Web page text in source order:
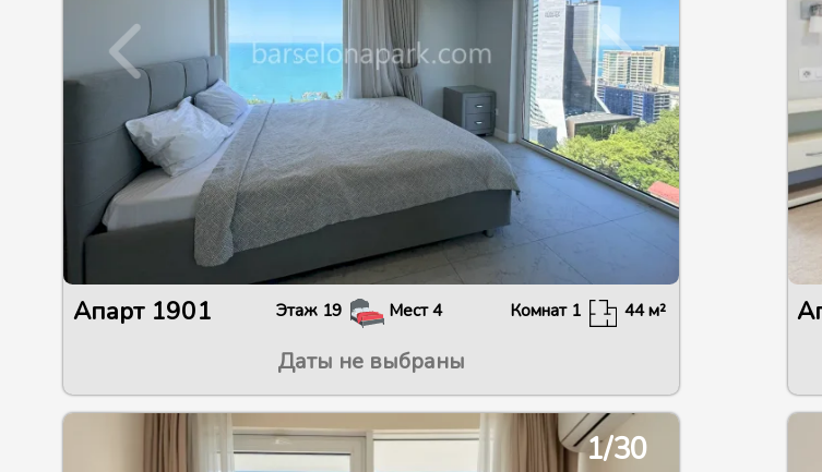
Апарт 1901 Этаж 19 Мест4 Комнат 1 44м²
Даты не выбраны
1/30